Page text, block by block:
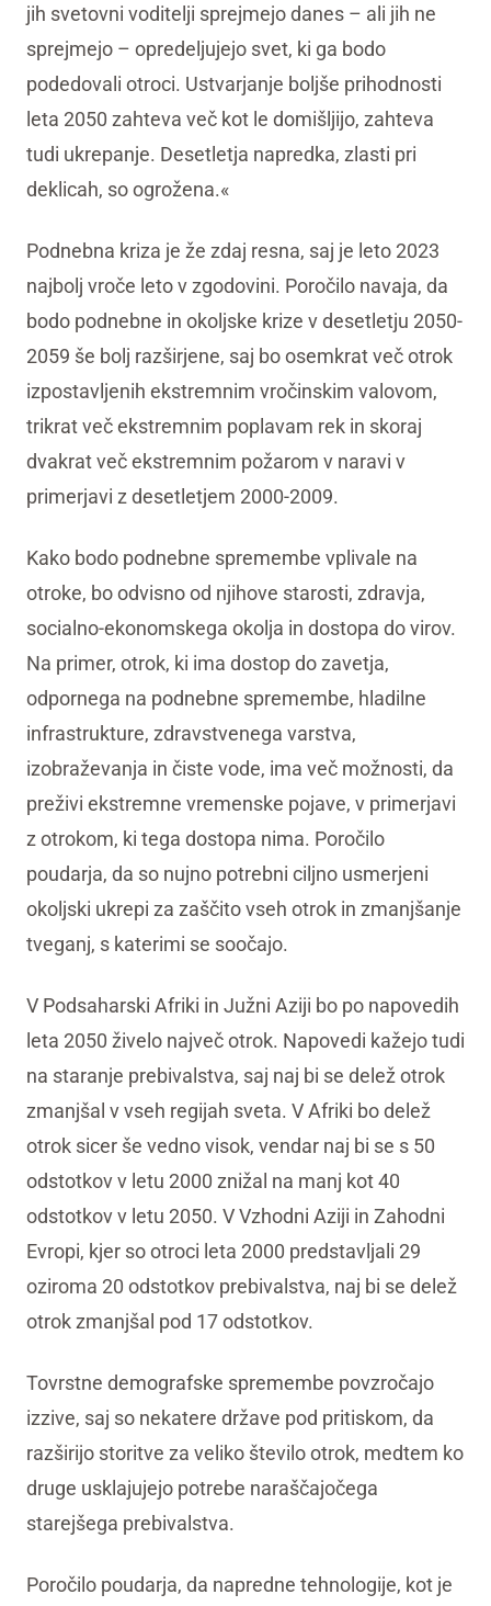
jih svetovni voditelji sprejmejo danes – ali jih ne
sprejmejo – opredeljujejo svet, ki ga bodo
podedovali otroci. Ustvarjanje boljše prihodnosti
leta 2050 zahteva več kot le domišljijo, zahteva
tudi ukrepanje. Desetletja napredka, zlasti pri
deklicah, so ogrožena.«
Podnebna kriza je že zdaj resna, saj je leto 2023
najbolj vroče leto v zgodovini. Poročilo navaja, da
bodo podnebne in okoljske krize v desetletju 2050-
2059 še bolj razširjene, saj bo osemkrat več otrok
izpostavljenih ekstremnim vročinskim valovom,
trikrat več ekstremnim poplavam rek in skoraj
dvakrat več ekstremnim požarom v naravi v
primerjavi z desetletjem 2000-2009.
Kako bodo podnebne spremembe vplivale na
otroke, bo odvisno od njihove starosti, zdravja,
socialno-ekonomskega okolja in dostopa do virov.
Na primer, otrok, ki ima dostop do zavetja,
odpornega na podnebne spremembe, hladilne
infrastrukture, zdravstvenega varstva,
izobraževanja in čiste vode, ima več možnosti, da
preživi ekstremne vremenske pojave, v primerjavi
z otrokom, ki tega dostopa nima. Poročilo
poudarja, da so nujno potrebni ciljno usmerjeni
okoljski ukrepi za zaščito vseh otrok in zmanjšanje
tveganj, s katerimi se soočajo.
V Podsaharski Afriki in Južni Aziji bo po napovedih
leta 2050 živelo največ otrok. Napovedi kažejo tudi
na staranje prebivalstva, saj naj bi se delež otrok
zmanjšal v vseh regijah sveta. V Afriki bo delež
otrok sicer še vedno visok, vendar naj bi se s 50
odstotkov v letu 2000 znižal na manj kot 40
odstotkov v letu 2050. V Vzhodni Aziji in Zahodni
Evropi, kjer so otroci leta 2000 predstavljali 29
oziroma 20 odstotkov prebivalstva, naj bi se delež
otrok zmanjšal pod 17 odstotkov.
Tovrstne demografske spremembe povzročajo
izzive, saj so nekatere države pod pritiskom, da
razširijo storitve za veliko število otrok, medtem ko
druge usklajujejo potrebe naraščajočega
starejšega prebivalstva.
Poročilo poudarja, da napredne tehnologije, kot je